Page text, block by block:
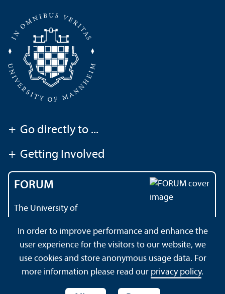
+ Go directly to ...
+ Getting Involved
FORUM
The University of
About this Site Data Protection Declaration Sitemap
In order to improve performance and enhance the
user experience for the visitors to our website, we
use cookies and store anonymous usage data. For
more information please read our privacy policy.